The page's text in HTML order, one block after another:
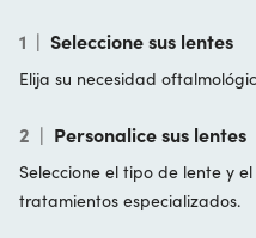
1 | Seleccione sus lentes
Elija su necesidad
2 | Personalice sus lentes
Seleccione el tipo de lente y
tratamientos especializados.